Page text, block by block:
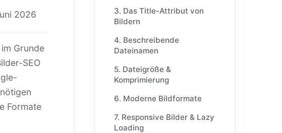
2026
Grunde
SEO
Formate
3. Das Title-Attribut von
Bildern
4. Beschreibende
Dateinamen
5. Dateigröße &
Komprimierung
6. Moderne Bildformate
7. Responsive Bilder & Lazy
Loading